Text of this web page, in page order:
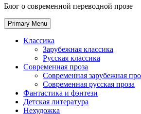
Блог о современной переводной прозе
Primary Menu
Классика
Зарубежная классика
Русская классика
Современная проза
Современная зарубежная
Современная русская проза
Фантастика и фэнтези
Детская литература
Нехудожка